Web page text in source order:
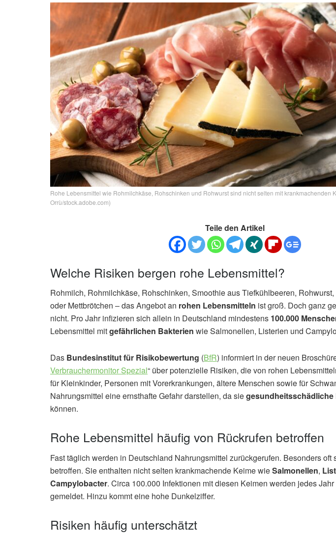
Rohe Lebensmittel wie Rohmilchkäse, Rohschinken und Rohwurst sind nicht selten mit krankmachenden
Orrù/stock.adobe.com)
Teile den Artikel
Welche Risiken bergen rohe Lebensmittel?
Rohmilch, Rohmilchkäse, Rohschinken, Smoothie aus Tiefkühlbeeren,
oder Mettbrötchen – das Angebot an rohen Lebensmitteln ist groß. Doch ganz
nicht. Pro Jahr infizieren sich allein in Deutschland mindestens 100.000
Lebensmittel mitgefährlichen Bakterien wie Salmonellen, Listerien und
Das Bundesinstitut für Risikobewertung (BfR) informiert in der neuen
Verbrauchermonitor Spezial“ über potenzielle Risiken, die von rohen
für Kleinkinder, Personen mit Vorerkrankungen, ältere Menschen sowie für
Nahrungsmittel eine ernsthafte Gefahr darstellen, da siegesundheitsschädliche
können.
Rohe Lebensmittel häufig von Rückrufen betroffen
Fast täglich werden in Deutschland Nahrungsmittel zurückgerufen. Besonders oft
betroffen. Sie enthalten nicht selten krankmachende Keime wieSalmonellen,
Campylobacter. Circa 100.000 Infektionen mit diesen Keimen werden jedes
gemeldet. Hinzu kommt eine hohe Dunkelziffer.
Risiken häufig unterschätzt